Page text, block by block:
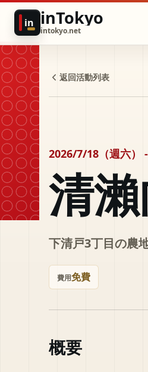
in inTokyo
intokyo.net
返回活動列表
2026/7/18（週六）
清
下清戸3丁目の農
費用免費
概要